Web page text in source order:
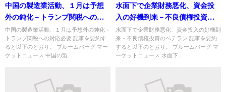
中国の製造業活動、１月は予想
外の鈍化－トランプ関税への対
応必要
中国の製造業活動、１月は予想外の鈍化－
トランプ関税への対応必要 記事を要約す
ると以下のとおり。 ブルームバーグ マー
ケットニュース 中国の製...
水面下で企業財務悪化、資金投
入の好機到来－不良債権投資の
ベテラン
水面下で企業財務悪化、資金投入の好機到
来－不良債権投資のベテラン 記事を要約
すると以下のとおり。 ブルームバーグ マ
ーケットニュース 水面下...